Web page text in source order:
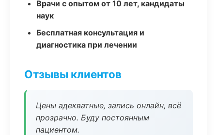
Врачи с опытом от 10 лет, кандидаты
наук
Бесплатная консультация и
диагностика при лечении
Отзывы клиентов
Цены адекватные, запись онлайн, всё
прозрачно. Буду постоянным
пациентом.